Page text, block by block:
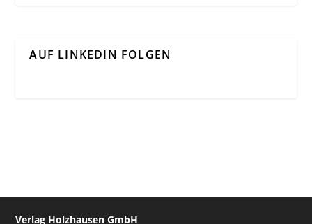
AUF LINKEDIN FOLGEN
Verlag Holzhausen GmbH